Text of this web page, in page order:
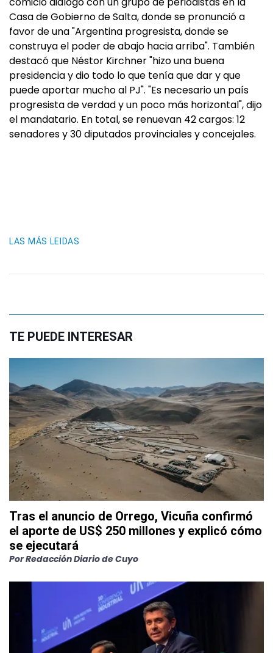
Casa de Gobierno de Salta, donde se pronunció a
favor de una "Argentina progresista, donde se
construya el poder de abajo hacia arriba". También
destacó que Néstor Kirchner "hizo una buena
presidencia y dio todo lo que tenía que dar y que
puede aportar mucho al PJ". "Es necesario un país
progresista de verdad y un poco más horizontal", dijo
el mandatario. En total, se renuevan 42 cargos: 12
senadores y 30 diputados provinciales y concejales.
LAS MÁS LEIDAS
TE PUEDE INTERESAR
Tras el anuncio de Orrego, Vicuña confirmó
el aporte de US$ 250 millones y explicó cómo
se ejecutará
PorRedacción Diario de Cuyo